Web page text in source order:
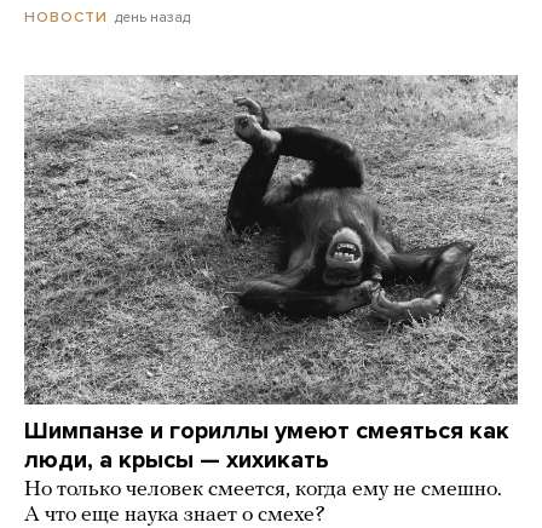
НОВОСТИ день назад
Шимпанзе и гориллы умеют смеяться как
люди, а крысы — хихикать
Но только человек смеется, когда ему не смешно.
А что еще наука знает о смехе?